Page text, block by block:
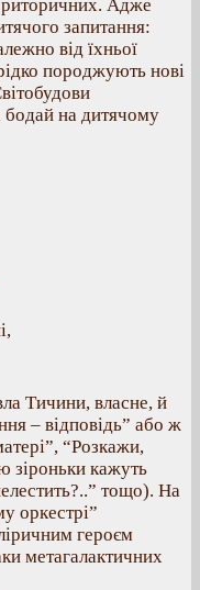
риторичних. Адже
запитання:
від їхньої
породжують нові
бодай на дитячому
Тичини, власне, й
– відповідь” або ж
“Розкажи,
кажуть
тощо). На
оркестрі”
героєм
метагалактичних